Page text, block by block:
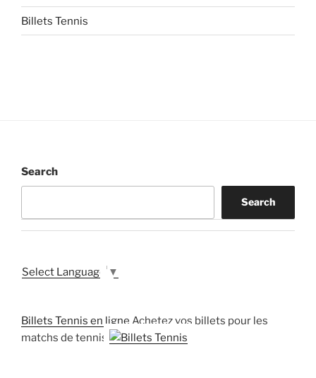
Billets Tennis
Search
Search
Select Language ▼
Billets Tennis en ligne Achetez vos billets pour les
matchs de tennis